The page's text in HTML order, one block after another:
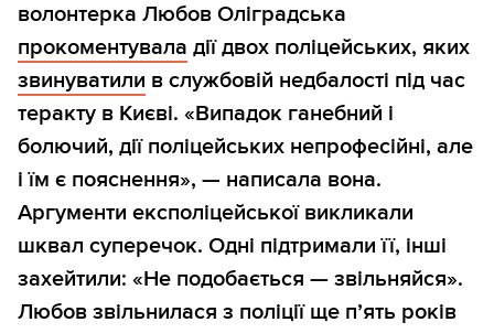
волонтерка Любов Оліградська
прокоментувала дії двох поліцейських, яких
звинуватили в службовій недбалості під час
теракту в Києві. «Випадок ганебний і
болючий, дії поліцейських непрофесійні, але
і їм є пояснення», — написала вона.
Аргументи експоліцейської викликали
шквал суперечок. Одні підтримали її, інші
захейтили: «Не подобається — звільняйся».
Любов звільнилася з поліції ще п’ять років